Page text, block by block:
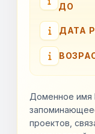
ДО
ДАТА
Доменное имя
проектов,